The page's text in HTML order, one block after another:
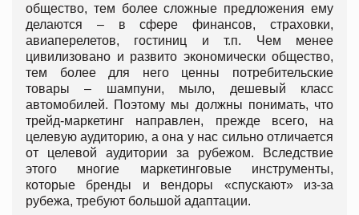
общество, тем более сложные предложения ему
делаются – в сфере финансов, страховки,
авиаперелетов, гостиниц и т.п. Чем менее
цивилизовано и развито экономически общество,
тем более для него ценны потребительские
товары – шампуни, мыло, дешевый класс
автомобилей. Поэтому мы должны понимать, что
трейд-маркетинг направлен, прежде всего, на
целевую аудиторию, а она у нас сильно отличается
от целевой аудитории за рубежом. Вследствие
этого многие маркетинговые инструменты,
которые бренды и вендоры «спускают» из-за
рубежа, требуют большой адаптации.